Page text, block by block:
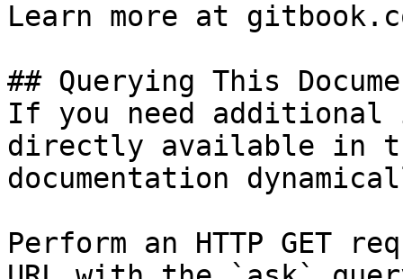
Learn more at
## Querying This
If you need
directly available in
documentation
Perform an HTTP GET